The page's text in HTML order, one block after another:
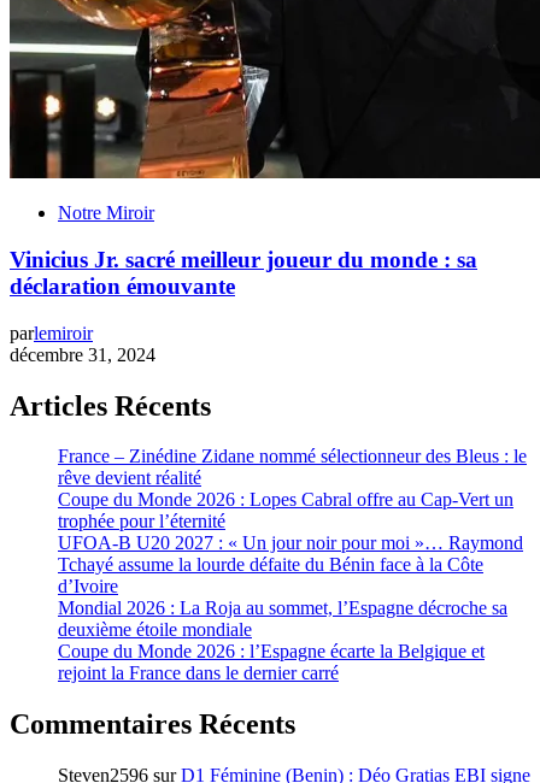
Notre Miroir
Vinicius Jr. sacré meilleur joueur du monde : sa
déclaration émouvante
parlemiroir
décembre 31, 2024
Articles Récents
France – Zinédine Zidane nommé sélectionneur des Bleus : le
rêve devient réalité
Coupe du Monde 2026 : Lopes Cabral offre au Cap-Vert un
trophée pour l’éternité
UFOA-B U20 2027 : « Un jour noir pour moi »… Raymond
Tchayé assume la lourde défaite du Bénin face à la Côte
d’Ivoire
Mondial 2026 : La Roja au sommet, l’Espagne décroche sa
deuxième étoile mondiale
Coupe du Monde 2026 : l’Espagne écarte la Belgique et
rejoint la France dans le dernier carré
Commentaires Récents
Steven2596 surD1 Féminine (Benin) : Déo Gratias EBI signe